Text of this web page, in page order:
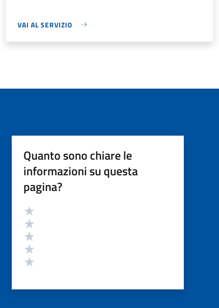
VAI AL SERVIZIO
Quanto sono chiare le
informazioni su questa
pagina?
Valutazione